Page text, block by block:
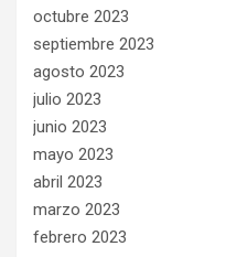
octubre 2023
septiembre 2023
agosto 2023
julio 2023
junio 2023
mayo 2023
abril 2023
marzo 2023
febrero 2023